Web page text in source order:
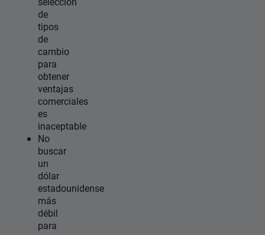
de
tipos
de
cambio
para
obtener
ventajas
comerciales
es
inaceptable
No
buscar
un
dólar
estadounidense
más
débil
para